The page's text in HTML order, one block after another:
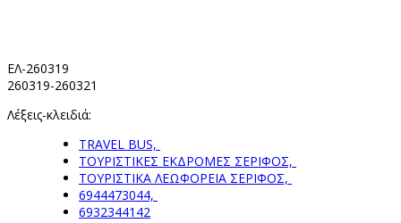
ΕΛ-260319
260319-260321
Λέξεις-κλειδιά:
TRAVEL BUS,
ΤΟΥΡΙΣΤΙΚΕΣ ΕΚΔΡΟΜΕΣ ΣΕΡΙΦΟΣ,
ΤΟΥΡΙΣΤΙΚΑ ΛΕΩΦΟΡΕΙΑ ΣΕΡΙΦΟΣ,
6944473044,
6932344142